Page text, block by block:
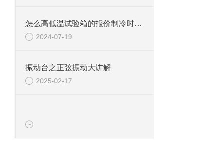
怎么高低温试验箱的报价制冷时玻璃是热的
2024-07-19
振动台之正弦振动大讲解
2025-02-17